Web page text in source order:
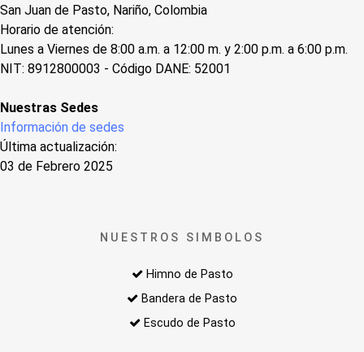
San Juan de Pasto, Nariño, Colombia
Horario de atención:
Lunes a Viernes de 8:00 a.m. a 12:00 m. y 2:00 p.m. a 6:00 p.m.
NIT: 8912800003 - Código DANE: 52001
Nuestras Sedes
Información de sedes
Última actualización:
03 de Febrero 2025
NUESTROS SIMBOLOS
Himno de Pasto
Bandera de Pasto
Escudo de Pasto